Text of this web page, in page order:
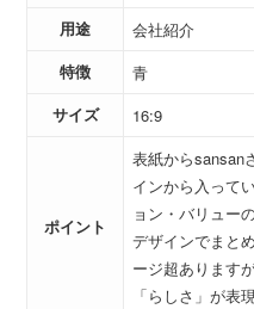
用途
会社紹介
特徴
青
サイズ
16:9
ポイント
表紙からsansan
インから入って
ョン・バリュー
デザインでまと
ージ超あります
「らしさ」が表